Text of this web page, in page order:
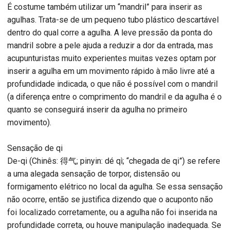
É costume também utilizar um “mandril” para inserir as
agulhas. Trata-se de um pequeno tubo plástico descartável
dentro do qual corre a agulha. A leve pressão da ponta do
mandril sobre a pele ajuda a reduzir a dor da entrada, mas
acupunturistas muito experientes muitas vezes optam por
inserir a agulha em um movimento rápido à mão livre até a
profundidade indicada, o que não é possível com o mandril
(a diferença entre o comprimento do mandril e da agulha é o
quanto se conseguirá inserir da agulha no primeiro
movimento).
Sensação de qi
De-qi (Chinês: 得气; pinyin: dé qì; “chegada de qi”) se refere
a uma alegada sensação de torpor, distensão ou
formigamento elétrico no local da agulha. Se essa sensação
não ocorre, então se justifica dizendo que o acuponto não
foi localizado corretamente, ou a agulha não foi inserida na
profundidade correta, ou houve manipulação inadequada. Se